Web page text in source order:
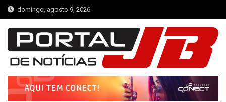
Skip
to
content
domingo, agosto 9, 2026
Portal de Notícias JB
Notícias de Simplício Mendes e Região